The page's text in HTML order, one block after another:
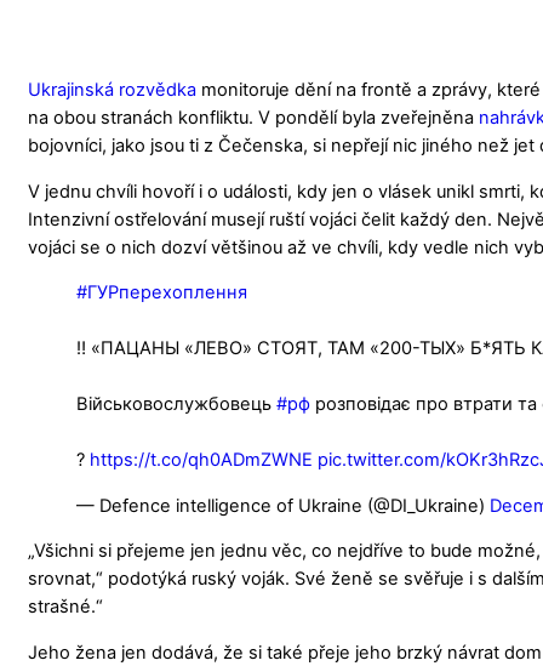
Ukrajinská rozvědka monitoruje dění na frontě a zprávy,
na obou stranách konfliktu. V pondělí byla zveřejněna
bojovníci, jako jsou ti z Čečenska, si nepřejí nic jiného než
V jednu chvíli hovoří i o události, kdy jen o vlásek unikl
Intenzivní ostřelování musejí ruští vojáci čelit každý den.
vojáci se o nich dozví většinou až ve chvíli, kdy vedle nich
#ГУРперехоплення
‼️ «ПАЦАНЫ «ЛЕВО» СТОЯТ, ТАМ «200-ТЫХ»
Військовослужбовець #рф розповідає про втрати
? https://t.co/qh0ADmZWNE pic.twitter.com/
— Defence intelligence of Ukraine (@DI_Ukraine)
„Všichni si přejeme jen jednu věc, co nejdříve to bude
srovnat,“ podotýká ruský voják. Své ženě se svěřuje i s
strašné.“
Jeho žena jen dodává, že si také přeje jeho brzký návrat